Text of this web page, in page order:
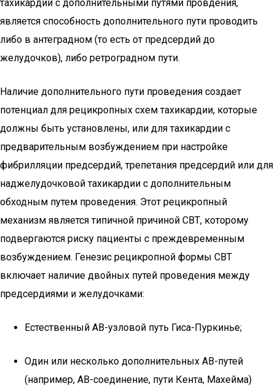
тахикардий с дополнительными путями провдения,
является способность дополнительного пути проводить
либо в антеградном (то есть от предсердий до
желудочков), либо ретроградном пути.
Наличие дополнительного пути проведения создает
потенциал для рецикропных схем тахикардии, которые
должны быть установлены, или для тахикардии с
предварительным возбуждением при настройке
фибрилляции предсердий, трепетания предсердий или для
наджелудочковой тахикардии с дополнительным
обходным путем проведения. Этот рецикропный
механизм является типичной причиной СВТ, которому
подвергаются риску пациенты с преждевременным
возбуждением. Генезис рецикропной формы СВТ
включает наличие двойных путей проведения между
предсердиями и желудочками:
Естественный АВ-узловой путь Гиса-Пуркинье;
Один или несколько дополнительных АВ-путей
(например, АВ-соединение, пути Кента, Махейма)